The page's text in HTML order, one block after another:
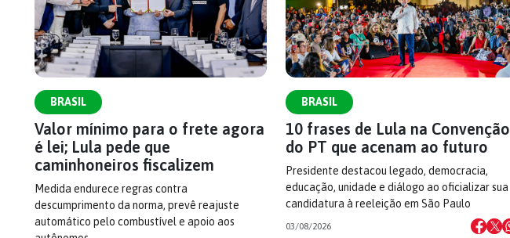
BRASIL
Valor mínimo para o frete agora
é lei; Lula pede que
caminhoneiros fiscalizem
Medida endurece regras contra
descumprimento da norma, prevê reajuste
automático pelo combustível e apoio aos
BRASIL
10 frases de Lula na Convenção
do PT que acenam ao futuro
Presidente destacou legado, democracia,
educação, unidade e diálogo ao oficializar sua
candidatura à reeleição em São Paulo
03/08/2026